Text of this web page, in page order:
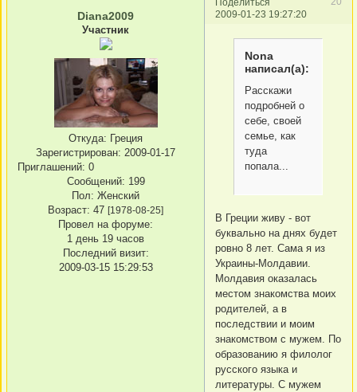
2009-01-23 19:27:20
Diana2009
Участник
Откуда: Греция
Зарегистрирован: 2009-01-17
Приглашений: 0
Сообщений: 199
Пол: Женский
Возраст: 47 [1978-08-25]
Провел на форуме:
1 день 19 часов
Последний визит:
2009-03-15 15:29:53
Nona
написал(а):
Расскажи
подробней о
себе, своей
семье, как
туда
попала...
В Греции живу - вот
буквально на днях будет
ровно 8 лет. Сама я из
Украины-Молдавии.
Молдавия оказалась
местом знакомства моих
родителей, а в
последствии и моим
знакомством с мужем. По
образованию я филолог
русского языка и
литературы. С мужем